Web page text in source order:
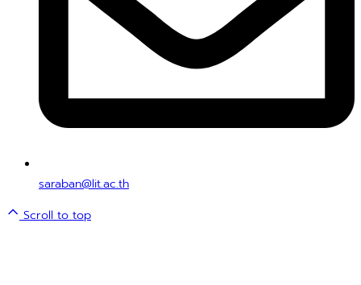
saraban@lit.ac.th
Scroll to top